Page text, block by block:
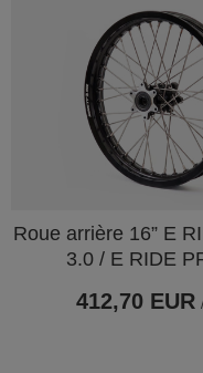
Roue arrière 16” E
3.0 / E RIDE
412,70 EUR /